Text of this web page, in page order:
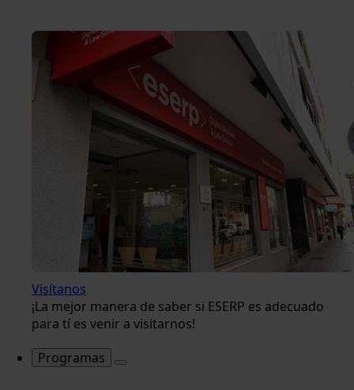
Visítanos
¡La mejor manera de saber si ESERP es adecuado
para tí es venir a visitarnos!
Programas